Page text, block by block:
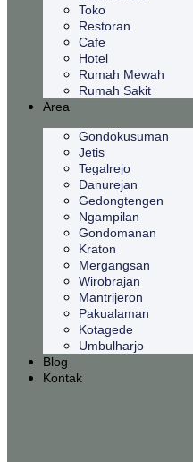
Toko
Restoran
Cafe
Hotel
Rumah Mewah
Rumah Sakit
Area
Gondokusuman
Jetis
Tegalrejo
Danurejan
Gedongtengen
Ngampilan
Gondomanan
Kraton
Mergangsan
Wirobrajan
Mantrijeron
Pakualaman
Kotagede
Umbulharjo
Blog
Kontak